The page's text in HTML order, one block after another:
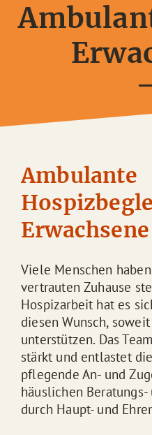
Ambulante
Erwachsene
Viele Menschen
vertrauten Zuhause
Hospizarbeit hat es
diesen Wunsch,
unterstützen. Das
stärkt und entlastet
pflegende An- und
häuslichen
durch Haupt- und